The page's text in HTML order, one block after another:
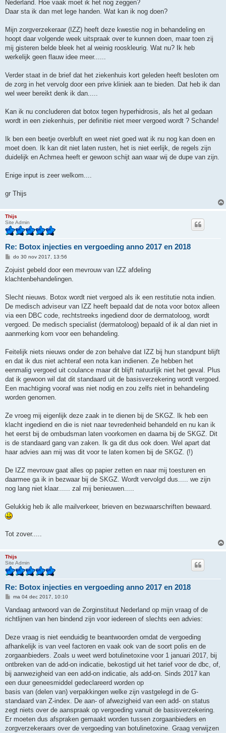
Nederland. Hoe vaak moet ik het nog zeggen?
Daar sta ik dan met lege handen. Wat kan ik nog doen?
Mijn zorgverzekeraar (IZZ) heeft deze kwestie nog in behandeling en
hoopt daar volgende week uitspraak over te kunnen doen, maar toen zij
mij gisteren belde bleek het al weinig rooskleurig. Wat nu? Ik heb
werkelijk geen flauw idee meer......
Verder staat in de brief dat het ziekenhuis kort geleden heeft besloten om
de zorg in het vervolg door een prive kliniek aan te bieden. Dat heb ik dan
wel weer bereikt denk ik dan.....
Kan ik nu concluderen dat botox tegen hyperhidrosis, als het al gedaan
wordt in een ziekenhuis, per definitie niet meer vergoed wordt ? Schande!
Ik ben een beetje overbluft en weet niet goed wat ik nu nog kan doen en
moet doen. Ik kan dit niet laten rusten, het is niet eerlijk, de regels zijn
duidelijk en Achmea heeft er gewoon schijt aan waar wij de dupe van zijn.
Enige input is zeer welkom....
gr Thijs
Thijs
Site Admin
Re: Botox injecties en vergoeding anno 2017 en 2018
B
r
c
do 30 nov 2017, 13:56
Zojuist gebeld door een mevrouw van IZZ afdeling
klachtenbehandelingen.
Slecht nieuws. Botox wordt niet vergoed als ik een restitutie nota indien.
De medisch adviseur van IZZ heeft bepaald dat de nota voor botox alleen
via een DBC code, rechtstreeks ingediend door de dermatoloog, wordt
vergoed. De medisch specialist (dermatoloog) bepaald of ik al dan niet in
aanmerking kom voor een behandeling.
Feitelijk niets nieuws onder de zon behalve dat IZZ bij hun standpunt blijft
en dat ik dus niet achteraf een nota kan indienen. Ze hebben het
eenmalig vergoed uit coulance maar dit blijft natuurlijk niet het geval. Plus
dat ik gewoon wil dat dit standaard uit de basisverzekering wordt vergoed.
Een machtiging vooraf was niet nodig en zou zelfs niet in behandeling
worden genomen.
Ze vroeg mij eigenlijk deze zaak in te dienen bij de SKGZ. Ik heb een
klacht ingediend en die is niet naar tevredenheid behandeld en nu kan ik
het eerst bij de ombudsman laten voorkomen en daarna bij de SKGZ. Dit
is de standaard gang van zaken. Ik ga dit dus ook doen. Wel apart dat
haar advies aan mij was dit voor te laten komen bij de SKGZ. (!)
De IZZ mevrouw gaat alles op papier zetten en naar mij toesturen en
daarmee ga ik in bezwaar bij de SKGZ. Wordt vervolgd dus..... we zijn
nog lang niet klaar...... zal mij benieuwen.....
Gelukkig heb ik alle mailverkeer, brieven en bezwaarschriften bewaard.
Tot zover.....
Thijs
Site Admin
Re: Botox injecties en vergoeding anno 2017 en 2018
B
r
c
ma 04 dec 2017, 10:10
Vandaag antwoord van de Zorginstituut Nederland op mijn vraag of de
richtlijnen van hen bindend zijn voor iedereen of slechts een advies:
Deze vraag is niet eenduidig te beantwoorden omdat de vergoeding
afhankelijk is van veel factoren en vaak ook van de soort polis en de
zorgaanbieders. Zoals u weet werd botulinetoxine voor 1 januari 2017, bij
ontbreken van de add-on indicatie, bekostigd uit het tarief voor de dbc, of,
bij aanwezigheid van een add-on indicatie, als add-on. Sinds 2017 kan
een duur geneesmiddel gedeclareerd worden op
basis van (delen van) verpakkingen welke zijn vastgelegd in de G-
standaard van Z-index. De aan- of afwezigheid van een add- on status
zegt niets over de aanspraak op vergoeding vanuit de basisverzekering.
Er moeten dus afspraken gemaakt worden tussen zorgaanbieders en
zorgverzekeraars over de vergoeding van botulinetoxine. Graag verwijzen